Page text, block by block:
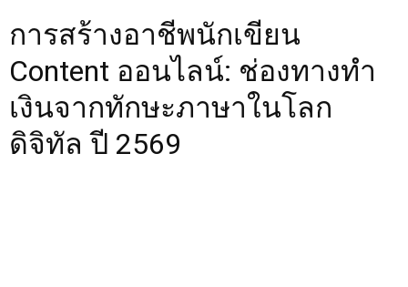
การสร้างอาชีพนักเขียน
Content ออนไลน์: ช่องทางทำ
เงินจากทักษะภาษาในโลก
ดิจิทัล ปี 2569